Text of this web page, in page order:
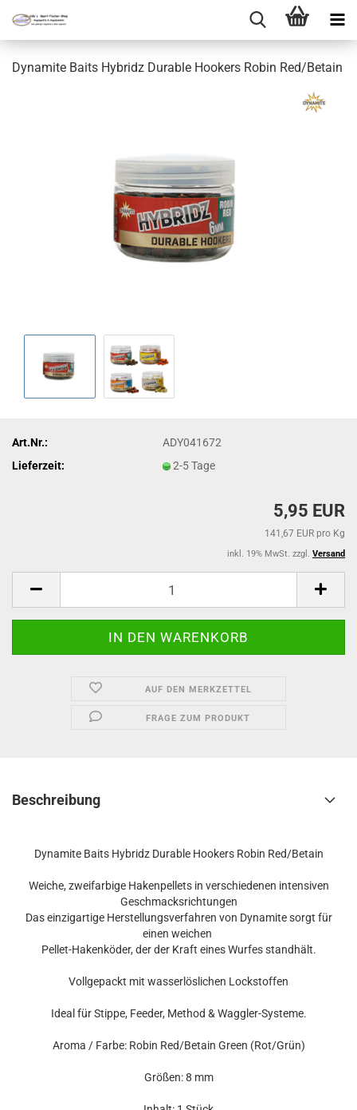
Dynamite Baits Hybridz Durable Hookers Robin Red/Betain
Art.Nr.:
ADY041672
Lieferzeit:
2-5 Tage
5,95 EUR
141,67 EUR pro Kg
inkl. 19% MwSt. zzgl. Versand
AUF DEN MERKZETTEL
FRAGE ZUM PRODUKT
Beschreibung
Dynamite Baits Hybridz Durable Hookers Robin Red/Betain
Weiche, zweifarbige Hakenpellets in verschiedenen intensiven
Geschmacksrichtungen
Das einzigartige Herstellungsverfahren von Dynamite sorgt für
einen weichen
Pellet-Hakenköder, der der Kraft eines Wurfes standhält.
Vollgepackt mit wasserlöslichen Lockstoffen
Ideal für Stippe, Feeder, Method & Waggler-Systeme.
Aroma / Farbe: Robin Red/Betain Green (Rot/Grün)
Größen: 8 mm